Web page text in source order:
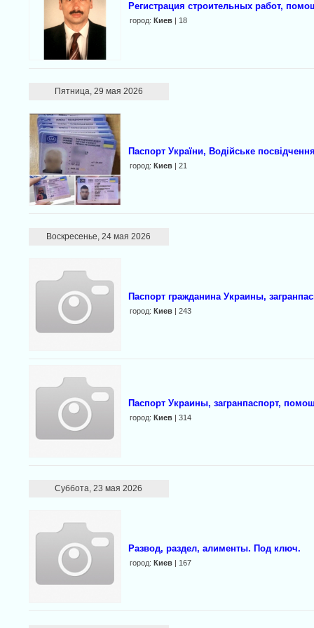
Регистрация строительных работ,
город: Киев| 18
Пятница, 29 мая 2026
Паспорт України, Водійське
город: Киев| 21
Воскресенье, 24 мая 2026
Паспорт гражданина Украины,
город: Киев| 243
Паспорт Украины, загранпаспорт,
город: Киев| 314
Суббота, 23 мая 2026
Развод, раздел, алименты. Под ключ.
город: Киев| 167